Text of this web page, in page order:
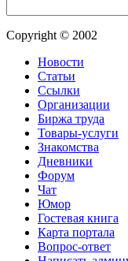
Copyright © 2002
Новости
Статьи
Ссылки
Организации
Биржа труда
Товары-услуги
Знакомства
Дневники
Форум
Чат
Юмор
Гостевая книга
Карта портала
Вопрос-ответ